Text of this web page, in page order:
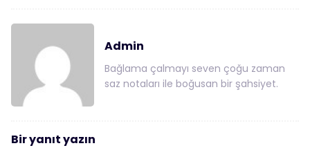
Admin
Bağlama çalmayı seven çoğu zaman
saz notaları ile boğusan bir şahsiyet.
Bir yanıt yazın